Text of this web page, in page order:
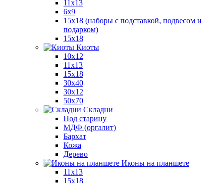
11x13
6x9
15х18 (наборы с подставкой, подвесом и
подарком)
15x18
Киоты
10x12
11x13
15x18
30x40
30х12
50x70
Складни
Под старину
МДФ (оргалит)
Бархат
Кожа
Дерево
Иконы на планшете
11х13
15х18